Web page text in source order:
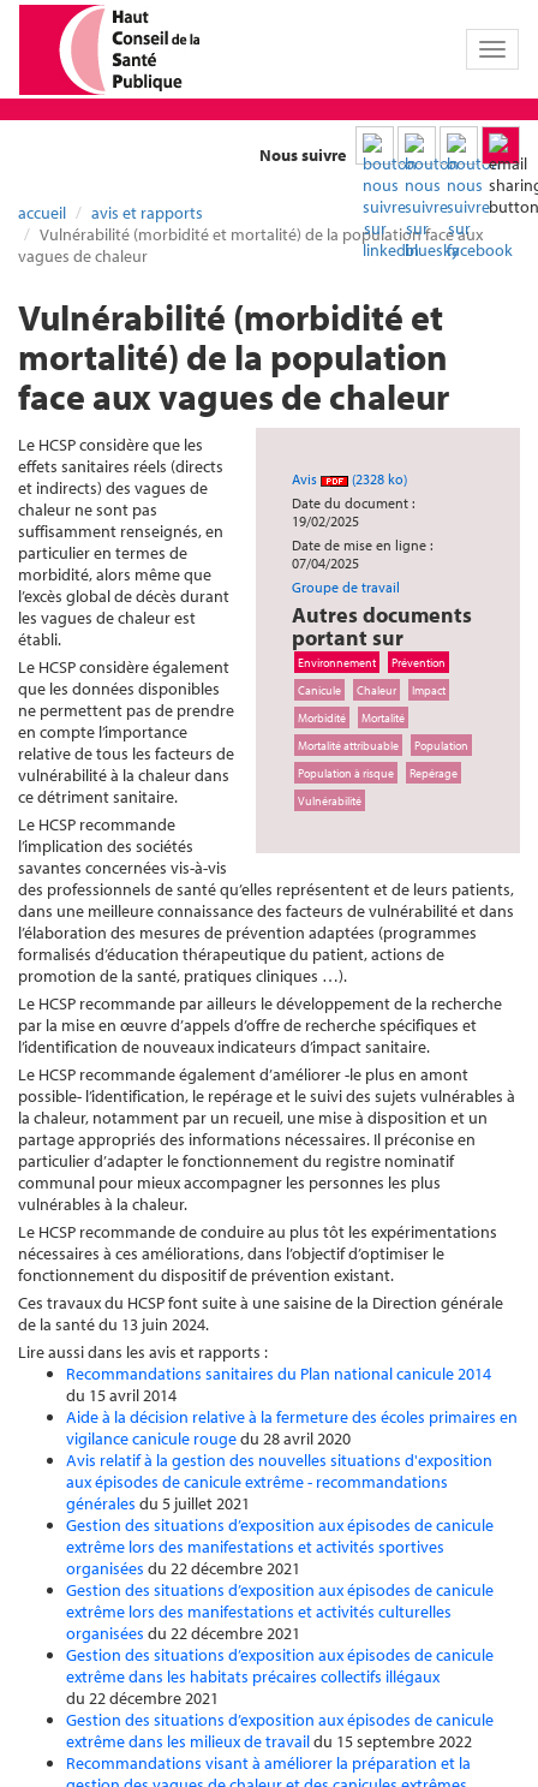
Toggle
Nous suivre
accueil
avis et rapports
Vulnérabilité (morbidité et mortalité) de la population face aux
vagues de chaleur
Vulnérabilité (morbidité et
mortalité) de la population
face aux vagues de chaleur
Avis
(2328 ko)
Date du document :
19/02/2025
Date de mise en ligne :
07/04/2025
Groupe de travail
Autres documents
portant sur
Environnement
Prévention
Canicule
Chaleur
Impact
Morbidité
Mortalité
Mortalité attribuable
Population
Population à risque
Repérage
Vulnérabilité
Le HCSP considère que les
effets sanitaires réels (directs
et indirects) des vagues de
chaleur ne sont pas
suffisamment renseignés, en
particulier en termes de
morbidité, alors même que
l’excès global de décès durant
les vagues de chaleur est
établi.
Le HCSP considère également
que les données disponibles
ne permettent pas de prendre
en compte l’importance
relative de tous les facteurs de
vulnérabilité à la chaleur dans
ce détriment sanitaire.
Le HCSP recommande
l’implication des sociétés
savantes concernées vis-à-vis
des professionnels de santé qu’elles représentent et de leurs patients,
dans une meilleure connaissance des facteurs de vulnérabilité et dans
l’élaboration des mesures de prévention adaptées (programmes
formalisés d’éducation thérapeutique du patient, actions de
promotion de la santé, pratiques cliniques …).
Le HCSP recommande par ailleurs le développement de la recherche
par la mise en œuvre d’appels d’offre de recherche spécifiques et
l’identification de nouveaux indicateurs d’impact sanitaire.
Le HCSP recommande également d’améliorer -le plus en amont
possible- l’identification, le repérage et le suivi des sujets vulnérables à
la chaleur, notamment par un recueil, une mise à disposition et un
partage appropriés des informations nécessaires. Il préconise en
particulier d’adapter le fonctionnement du registre nominatif
communal pour mieux accompagner les personnes les plus
vulnérables à la chaleur.
Le HCSP recommande de conduire au plus tôt les expérimentations
nécessaires à ces améliorations, dans l’objectif d’optimiser le
fonctionnement du dispositif de prévention existant.
Ces travaux du HCSP font suite à une saisine de la Direction générale
de la santé du 13 juin 2024.
Lire aussi dans les avis et rapports :
Recommandations sanitaires du Plan national canicule 2014
du 15 avril 2014
Aide à la décision relative à la fermeture des écoles primaires en
vigilance canicule rougedu 28 avril 2020
Avis relatif à la gestion des nouvelles situations d'exposition
aux épisodes de canicule extrême - recommandations
générales du 5 juillet 2021
Gestion des situations d’exposition aux épisodes de canicule
extrême lors des manifestations et activités sportives
organisées du 22 décembre 2021
Gestion des situations d’exposition aux épisodes de canicule
extrême lors des manifestations et activités culturelles
organisées du 22 décembre 2021
Gestion des situations d’exposition aux épisodes de canicule
extrême dans les habitats précaires collectifs illégaux
du 22 décembre 2021
Gestion des situations d’exposition aux épisodes de canicule
extrême dans les milieux de travaildu 15 septembre 2022
Recommandations visant à améliorer la préparation et la